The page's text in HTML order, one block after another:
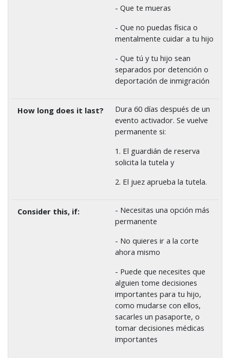
- Que te mueras
- Que no puedas física o
mentalmente cuidar a tu hijo
- Que tú y tu hijo sean
separados por detención o
deportación de inmigración
Dura 60 días después de un
evento activador. Se vuelve
permanente si:
1. El guardián de reserva
solicita la tutela y
2. El juez aprueba la tutela.
- Necesitas una opción más
permanente
- No quieres ir a la corte
ahora mismo
- Puede que necesites que
alguien tome decisiones
importantes para tu hijo,
como mudarse con ellos,
sacarles un pasaporte, o
tomar decisiones médicas
importantes